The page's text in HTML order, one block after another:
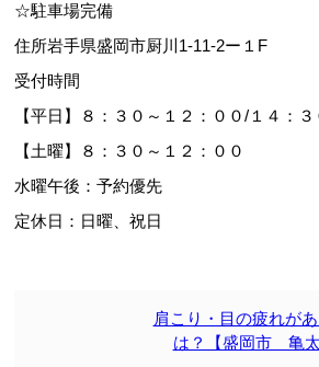
☆駐車場完備
住所岩手県盛岡市厨川1-11-2ー１F
受付時間
【平日】８：３０～１２：００/１４：
【土曜】８：３０～１２：００
水曜午後：予約優先
定休日：日曜、祝日
肩こり・目の疲れが
は？【盛岡市 亀太